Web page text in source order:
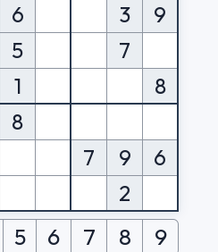
6 3
9
5
7
1
8
8
7 9
6
2
5 6 7 8 9